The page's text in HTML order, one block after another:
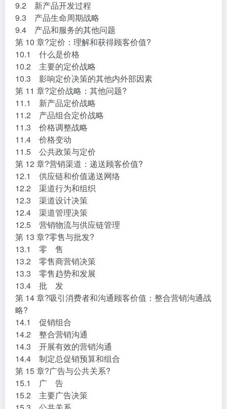
9.2 新产品开发过程
9.3 产品生命周期战略
9.4 产品和服务的其他问题
第 10 章?定价：理解和获得顾客价值?
10.1 什么是价格
10.2 主要的定价战略
10.3 影响定价决策的其他内外部因素
第 11 章?定价战略：其他问题?
11.1 新产品定价战略
11.2 产品组合定价战略
11.3 价格调整战略
11.4 价格变动
11.5 公共政策与定价
第 12 章?营销渠道：递送顾客价值?
12.1 供应链和价值递送网络
12.2 渠道行为和组织
12.3 渠道设计决策
12.4 渠道管理决策
12.5 营销物流与供应链管理
第 13 章?零售与批发?
13.1 零 售
13.2 零售商营销决策
13.3 零售趋势和发展
13.4 批 发
第 14 章?吸引消费者和沟通顾客价值：整合营销沟通战
略?
14.1 促销组合
14.2 整合营销沟通
14.3 开展有效的营销沟通
14.4 制定总促销预算和组合
第 15 章?广告与公共关系?
15.1 广 告
15.2 主要广告决策